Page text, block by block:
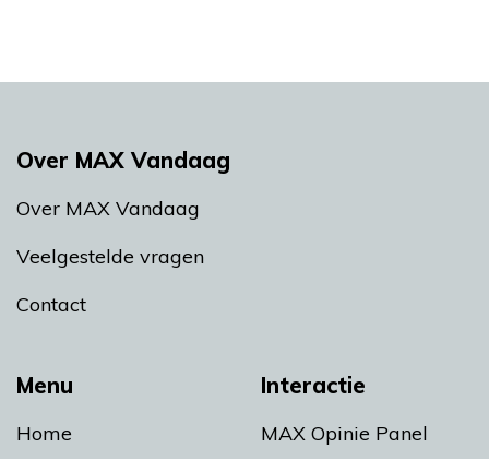
Menu
Home
Interactie
MAX Opinie Panel
Over MAX Vandaag
Over MAX Vandaag
Veelgestelde vragen
Contact